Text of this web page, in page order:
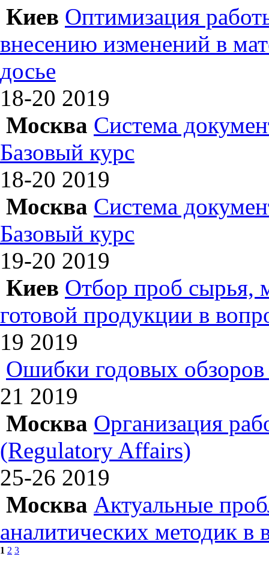
Киев Оптимизация
внесению изменений в
досье
18-20 2019
Москва Система
Базовый курс
18-20 2019
Москва Система
Базовый курс
19-20 2019
Киев Отбор проб сырья,
готовой продукции в
19 2019
Ошибки годовых обзоров
21 2019
Москва Организация
(Regulatory Affairs)
25-26 2019
Москва Актуальные
аналитических методик в
1 2 3